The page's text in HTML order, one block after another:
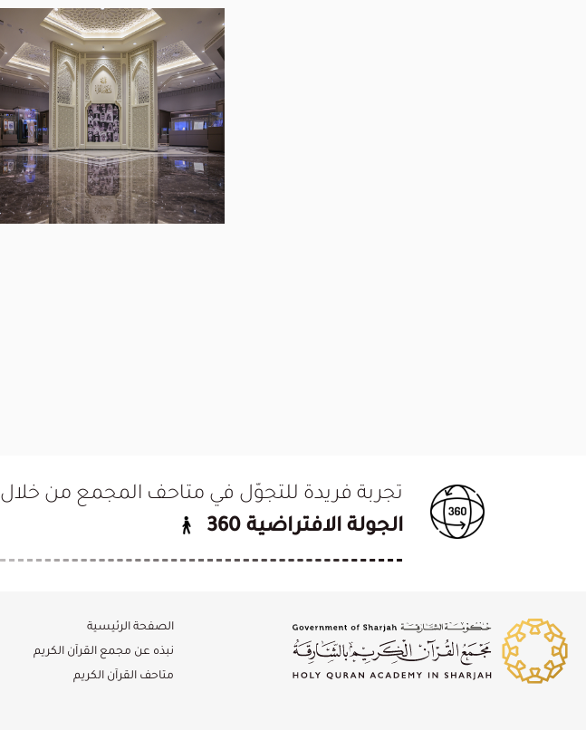
تجربة فريدة للتجوّل في متاحف المجمع من خلال
الجولة الافتراضية 360
الصفحة الرئيسية
نبذه عن مجمع القرآن الكريم
متاحف القرآن الكريم